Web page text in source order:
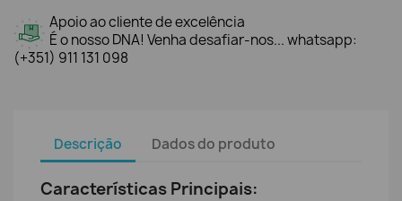
Apoio ao cliente de excelência
É o nosso DNA! Venha desafiar-nos... whatsapp:
(+351) 911 131 098
Descrição Dados do produto
Características Principais: